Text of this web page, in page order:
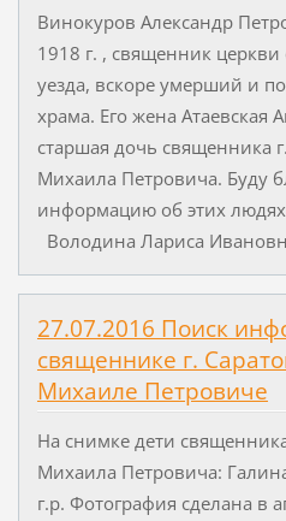
Винокуров Александр
1918 г. , священник
уезда, вскоре умерший и
храма. Его жена
старшая дочь священника
Михаила Петровича. Буду
информацию об этих
Володина Лариса
27.07.2016 Поиск
священнике г.
Михаиле Петровиче
На снимке дети
Михаила Петровича:
г.р. Фотография сделана в